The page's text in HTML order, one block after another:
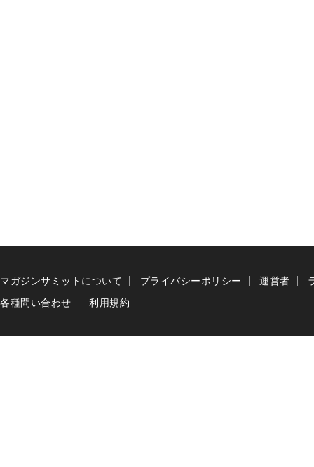
マガジンサミットについて プライバシーポリシー 運営者
各種問い合わせ
利用規約